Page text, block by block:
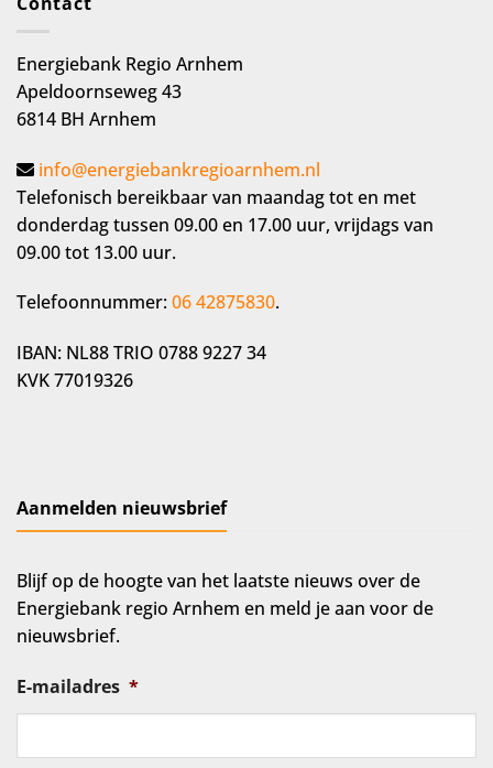
Energiebank Regio Arnhem
Apeldoornseweg 43
6814 BH Arnhem
info@energiebankregioarnhem.nl
Telefonisch bereikbaar van maandag tot en met
donderdag tussen 09.00 en 17.00 uur, vrijdags van
09.00 tot 13.00 uur.
Telefoonnummer:06 42875830.
IBAN: NL88 TRIO 0788 9227 34
KVK 77019326
Aanmelden nieuwsbrief
Blijf op de hoogte van het laatste nieuws over de
Energiebank regio Arnhem en meld je aan voor de
nieuwsbrief.
E-mailadres *